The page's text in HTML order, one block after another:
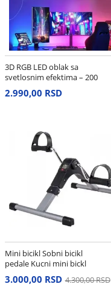
3D RGB LED oblak sa
svetlosnim efektima – 200
cm
2.990,00 RSD
Mini bicikl Sobni bicikl
pedale Kucni mini bickl
3.000,00 RSD 4.300,00 RSD